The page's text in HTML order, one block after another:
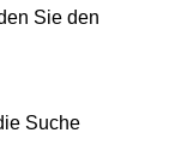
Sie den
Suche